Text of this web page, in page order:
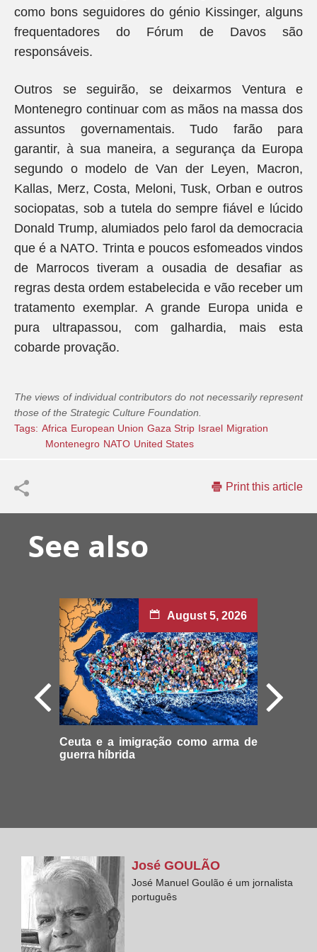
como bons seguidores do génio Kissinger, alguns
frequentadores do Fórum de Davos são
responsáveis.
Outros se seguirão, se deixarmos Ventura e
Montenegro continuar com as mãos na massa dos
assuntos governamentais. Tudo farão para
garantir, à sua maneira, a segurança da Europa
segundo o modelo de Van der Leyen, Macron,
Kallas, Merz, Costa, Meloni, Tusk, Orban e outros
sociopatas, sob a tutela do sempre fiável e lúcido
Donald Trump, alumiados pelo farol da democracia
que é a NATO. Trinta e poucos esfomeados vindos
de Marrocos tiveram a ousadia de desafiar as
regras desta ordem estabelecida e vão receber um
tratamento exemplar. A grande Europa unida e
pura ultrapassou, com galhardia, mais esta
cobarde provação.
The views of individual contributors do not necessarily represent
those of the Strategic Culture Foundation.
Tags: Africa European Union Gaza Strip Israel Migration
Montenegro NATO United States
Print this article
See also
August 5, 2026
Ceuta e a imigração como arma de
guerra híbrida
JoséGOULÃO
José Manuel Goulão é um jornalista
português